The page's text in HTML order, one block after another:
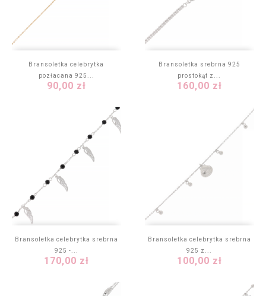
Bransoletka celebrytka
pozłacana 925...
Cena
90,00 zł
Bransoletka srebrna 925
prostokąt z...
Cena
160,00 zł
Bransoletka celebrytka srebrna
925 -...
Cena
170,00 zł
Bransoletka celebrytka srebrna
925 z...
Cena
100,00 zł